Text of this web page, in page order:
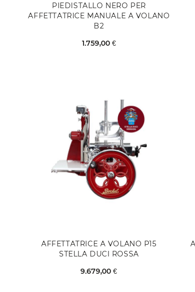
PIEDISTALLO NERO PER
AFFETTATRICE MANUALE A VOLANO
B2
1.759,00 €
AFFETTATRICE A VOLANO P15
STELLA DUCI ROSSA
9.679,00 €